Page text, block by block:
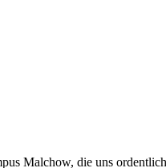
Malchow, die uns